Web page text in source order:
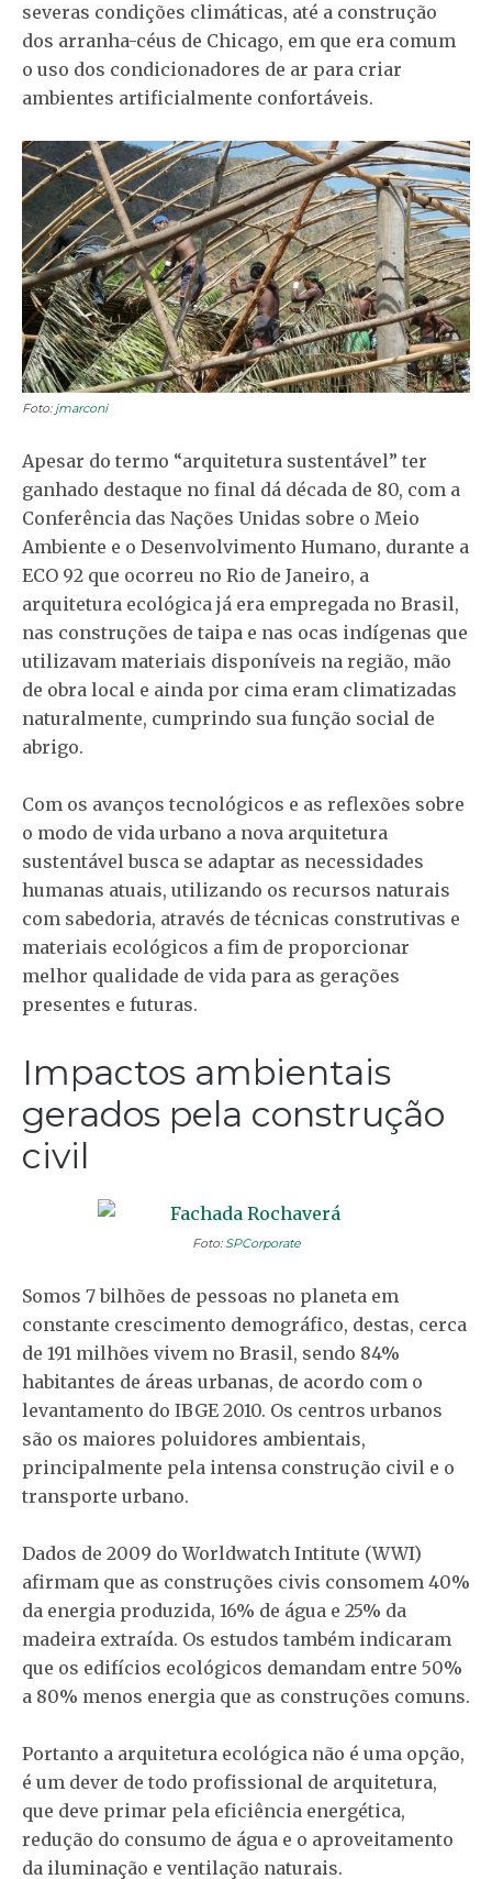
severas condições climáticas, até a construção
dos arranha-céus de Chicago, em que era comum
o uso dos condicionadores de ar para criar
ambientes artificialmente confortáveis.
Foto: jmarconi
Apesar do termo “arquitetura sustentável” ter
ganhado destaque no final dá década de 80, com a
Conferência das Nações Unidas sobre o Meio
Ambiente e o Desenvolvimento Humano, durante a
ECO 92 que ocorreu no Rio de Janeiro, a
arquitetura ecológica já era empregada no Brasil,
nas construções de taipa e nas ocas indígenas que
utilizavam materiais disponíveis na região, mão
de obra local e ainda por cima eram climatizadas
naturalmente, cumprindo sua função social de
abrigo.
Com os avanços tecnológicos e as reflexões sobre
o modo de vida urbano a nova arquitetura
sustentável busca se adaptar as necessidades
humanas atuais, utilizando os recursos naturais
com sabedoria, através de técnicas construtivas e
materiais ecológicos a fim de proporcionar
melhor qualidade de vida para as gerações
presentes e futuras.
Impactos ambientais
gerados pela construção
civil
Foto: SPCorporate
Somos 7 bilhões de pessoas no planeta em
constante crescimento demográfico, destas, cerca
de 191 milhões vivem no Brasil, sendo 84%
habitantes de áreas urbanas, de acordo com o
levantamento do IBGE 2010. Os centros urbanos
são os maiores poluidores ambientais,
principalmente pela intensa construção civil e o
transporte urbano.
Dados de 2009 do Worldwatch Intitute (WWI)
afirmam que as construções civis consomem 40%
da energia produzida, 16% de água e 25% da
madeira extraída. Os estudos também indicaram
que os edifícios ecológicos demandam entre 50%
a 80% menos energia que as construções comuns.
Portanto a arquitetura ecológica não é uma opção,
é um dever de todo profissional de arquitetura,
que deve primar pela eficiência energética,
redução do consumo de água e o aproveitamento
da iluminação e ventilação naturais.